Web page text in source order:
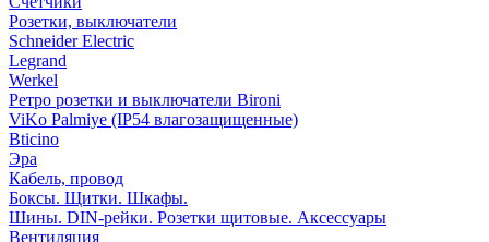
Розетки, выключатели
Schneider Electric
Legrand
Werkel
Ретро розетки и выключатели Bironi
ViKo Palmiye (IP54 влагозащищенные)
Bticino
Эра
Кабель, провод
Боксы. Щитки. Шкафы.
Шины. DIN-рейки. Розетки щитовые. Аксессуары
Вентиляция